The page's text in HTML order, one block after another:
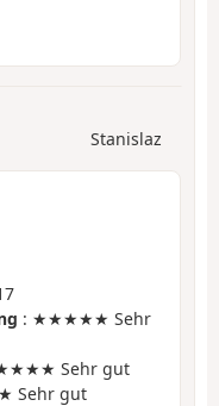
Stanislaz
: ★★★★★ Sehr
Sehr gut
Sehr gut